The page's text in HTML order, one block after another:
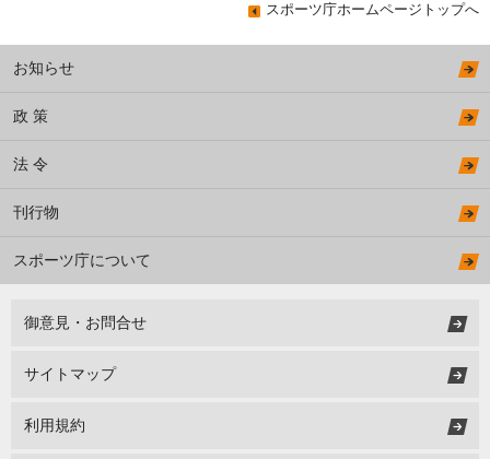
スポーツ庁ホームページトップへ
お知らせ
政 策
法 令
刊行物
スポーツ庁について
御意見・お問合せ
サイトマップ
利用規約